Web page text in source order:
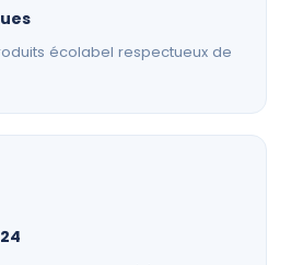
écolabel respectueux de